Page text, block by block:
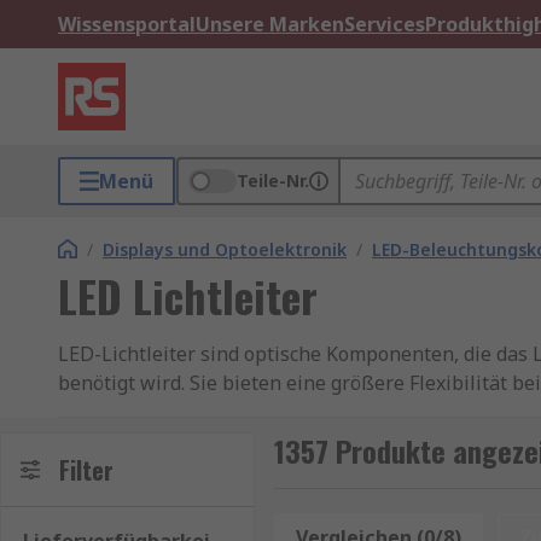
WissensportalUnsere MarkenServices
Menü Teile-Nr.
/ Displays und Optoelektronik / LED-
LED Lichtleiter
LED-Lichtleiter sind optische Komponenten, die
benötigt wird. Sie bieten eine größere Flexibilität
Filter 1357 Produkte